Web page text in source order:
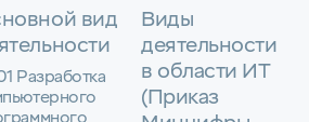
вид
Разработка
Виды
деятельности
в области ИТ
(Приказ